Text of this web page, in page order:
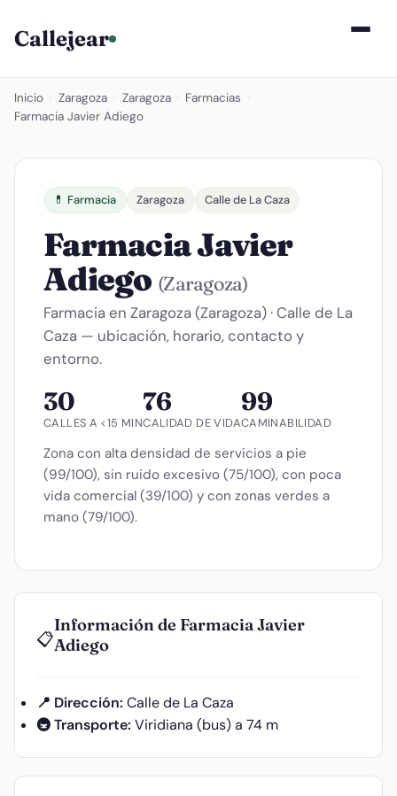
Callejear
Inicio Zaragoza Zaragoza Farmacias
Farmacia Javier Adiego
💊 Farmacia Zaragoza Calle de La Caza
Farmacia Javier
Adiego (Zaragoza)
Farmacia en Zaragoza (Zaragoza) · Calle de La
Caza — ubicación, horario, contacto y
entorno.
30
CALLES A <15 MIN
76
CALIDAD DE VIDA
99
CAMINABILIDAD
Zona con alta densidad de servicios a pie
(99/100), sin ruido excesivo (75/100), con poca
vida comercial (39/100) y con zonas verdes a
mano (79/100).
📋
Información de Farmacia Javier
Adiego
📍 Dirección: Calle de La Caza
🚇 Transporte: Viridiana (bus) a 74 m